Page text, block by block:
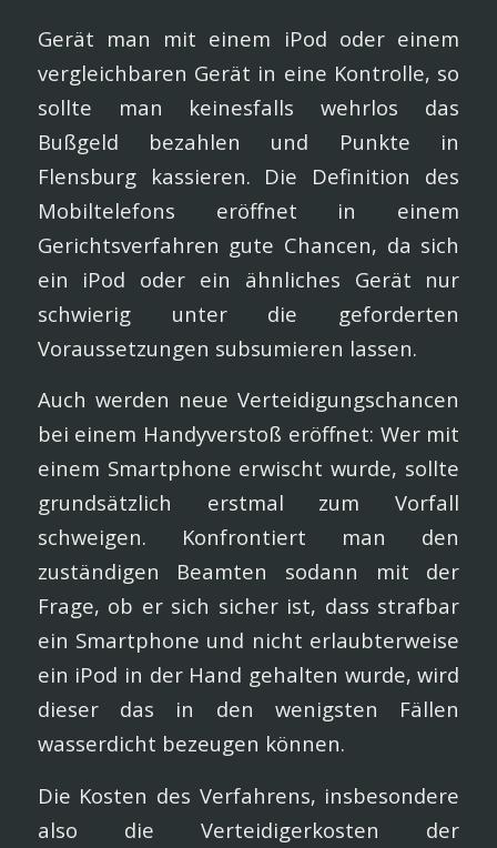
Gerät man mit einem iPod oder einem
vergleichbaren Gerät in eine Kontrolle, so
sollte man keinesfalls wehrlos das
Bußgeld bezahlen und Punkte in
Flensburg kassieren. Die Definition des
Mobiltelefons eröffnet in einem
Gerichtsverfahren gute Chancen, da sich
ein iPod oder ein ähnliches Gerät nur
schwierig unter die geforderten
Voraussetzungen subsumieren lassen.
Auch werden neue Verteidigungschancen
bei einem Handyverstoß eröffnet: Wer mit
einem Smartphone erwischt wurde, sollte
grundsätzlich erstmal zum Vorfall
schweigen. Konfrontiert man den
zuständigen Beamten sodann mit der
Frage, ob er sich sicher ist, dass strafbar
ein Smartphone und nicht erlaubterweise
ein iPod in der Hand gehalten wurde, wird
dieser das in den wenigsten Fällen
wasserdicht bezeugen können.
Die Kosten des Verfahrens, insbesondere
also die Verteidigerkosten der